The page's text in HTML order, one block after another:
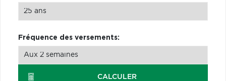
Fréquence des versements:
CALCULER